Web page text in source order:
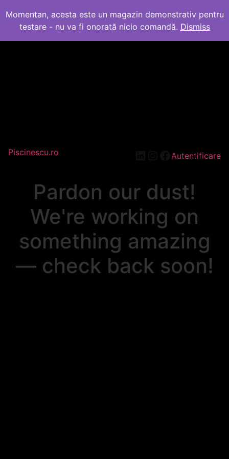
Piscinescu.ro LinkedIn
Instagram
Facebook
Autentificare
Pardon our dust!
We're working on
something amazing
— check back soon!
Momentan, acesta este un magazin demonstrativ pentru
testare - nu va fi onorată nicio comandă. Dismiss